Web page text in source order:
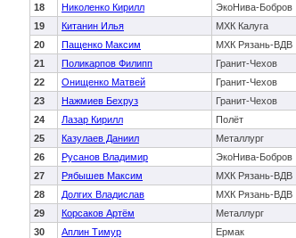
18
Николенко Кирилл ЭкоНива-Бобров
19
Китанин Илья МХК Калуга
20
Пащенко Максим МХК Рязань-ВДВ
21
Поликарпов Филипп Гранит-Чехов
22
Онищенко Матвей Гранит-Чехов
23
Нажмиев Бехруз Гранит-Чехов
24
Лазар Кирилл Полёт
25
Казулаев Даниил Металлург
26
Русанов Владимир ЭкоНива-Бобров
27
Рябышев Максим МХК Рязань-ВДВ
28
Долгих Владислав МХК Рязань-ВДВ
29
Корсаков Артём Металлург
30
Аплин Тимур Ермак